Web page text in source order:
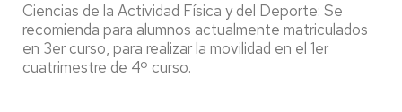
Ciencias de la Actividad Física y del Deporte: Se
recomienda para alumnos actualmente matriculados
en 3er curso, para realizar la movilidad en el 1er
cuatrimestre de 4º curso.